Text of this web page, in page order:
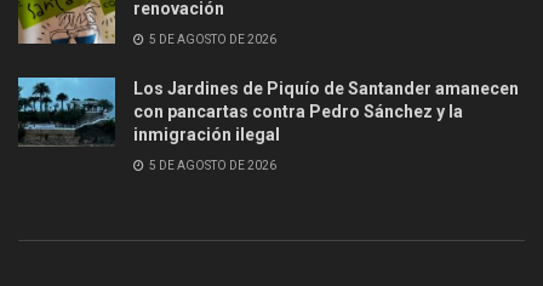
renovación
5 DE AGOSTO DE 2026
Los Jardines de Piquío de Santander amanecen
con pancartas contra Pedro Sánchez y la
inmigración ilegal
5 DE AGOSTO DE 2026